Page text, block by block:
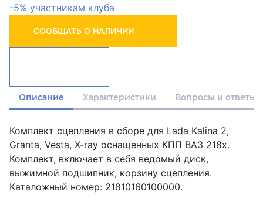
-5% участникам клуба
СООБЩАТЬ О НАЛИЧИИ
Описание Характеристики Вопросы и ответы
Комплект сцепления в сборе для Lada Kalina 2,
Granta, Vesta, X-ray оснащенных КПП ВАЗ 218х.
Комплект, включает в себя ведомый диск,
выжимной подшипник, корзину сцепления.
Каталожный номер: 21810160100000.